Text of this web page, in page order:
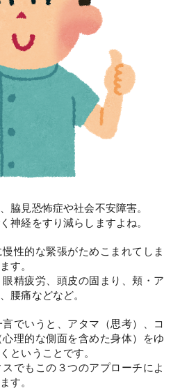
脇見恐怖症や社会不安障害。
神経をすり減らしますよね。
性的な緊張がためこまれてしま
す。
精疲労、頭皮の固まり、頬・ア
腰痛などなど。
でいうと、アタマ（思考）、コ
理的な側面を含めた身体）をゆ
ということです。
でもこの３つのアプローチによ
す。